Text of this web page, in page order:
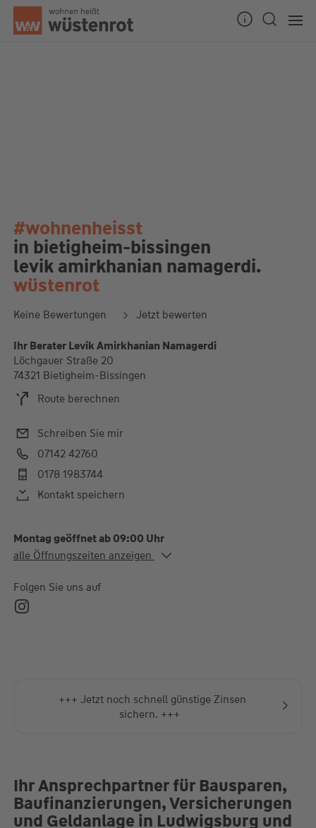
#wohnenheisst
in bietigheim-bissingen
levik amirkhanian namagerdi.
wüstenrot
Keine Bewertungen Jetzt bewerten
Ihr Berater Levik Amirkhanian Namagerdi
Löchgauer Straße 20
74321 Bietigheim-Bissingen
Route berechnen
Schreiben Sie mir
07142 42760
0178 1983744
Kontakt speichern
Montag geöffnet ab 09:00 Uhr
Alle Öffnungszeiten
Fr.
alle Öffnungszeiten anzeigen
Folgen Sie uns auf
+++ Jetzt noch schnell günstige Zinsen
sichern. +++
Ihr Ansprechpartner für Bausparen,
Baufinanzierungen, Versicherungen
und Geldanlage in Ludwigsburg und